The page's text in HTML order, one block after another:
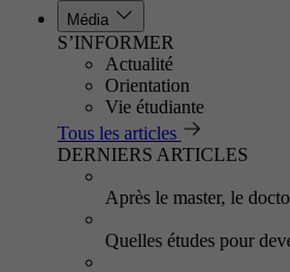
Média
S’INFORMER
Actualité
Orientation
Vie étudiante
Tous les articles
DERNIERS ARTICLES
Après le master, le
Quelles études pour